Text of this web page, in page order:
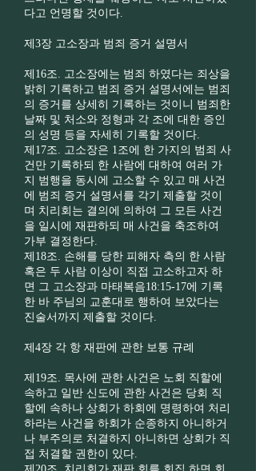
다고 언명할 것이다.
제3장 고소장과 범죄 증거 설명서
제16조. 고소장에는 범죄 하였다는 죄상을
밝히 기록하고 범죄 증거 설명서에는 범죄
의 증거를 상세히 기록하는 것이니 범죄한
날짜 및 처소와 정형과 각 조에 대한 증인
의 성명 등을 자세히 기록할 것이다.
제17조. 고소장은 1조에 한 가지의 범죄 사
건만 기록하되 한 사람에 대하여 여러 가
지 범행을 동시에 고소할 수 있고 매 사건
에 범죄 증거 설명서를 각기 제출할 것이
며 치리회는 결의에 의하여 그 모든 사건
을 일시에 재판하되 매 사건을 축조하여
가부 결정한다.
제18조. 손해를 당한 피해자 측의 한 사람
혹은 두 사람 이상이 직접 고소하고자 하
면 그 고소장과 마태복음18:15-17에 기록
한 바 주님의 교훈대로 행하여 보았다는
진술서까지 제출할 것이다.
제4장 각 항 재판에 관한 보통 규례
제19조. 목사에 관한 사건은 노회 직할에
속하고 일반 신도에 관한 사건은 당회 직
할에 속하나 상회가 하회에 명령하여 처리
하라는 사건을 하회가 순종하지 아니하거
나 부주의로 처결하지 아니하면 상회가 직
접 처결할 권한이 있다.